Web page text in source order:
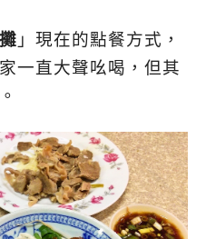
」現在的點餐方式，
一直大聲吆喝，但其